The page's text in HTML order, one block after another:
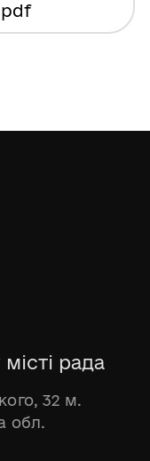
рада
32 м.
обл.